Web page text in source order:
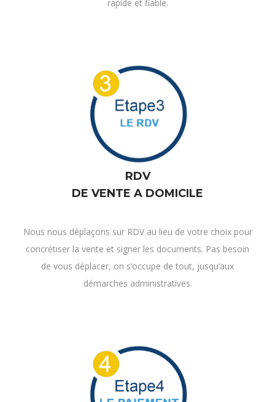
rapide et fiable.
RDV
DE VENTE A DOMICILE
Nous nous déplaçons sur RDV au lieu de votre choix pour
concrétiser la vente et signer les documents. Pas besoin
de vous déplacer, on s’occupe de tout, jusqu’aux
démarches administratives.